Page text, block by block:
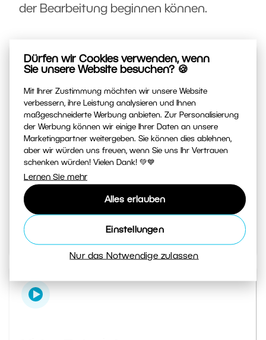
Dürfen wir Cookies verwenden, wenn
Sie unsere Website besuchen? 🍪
Mit Ihrer Zustimmung möchten wir unsere Website
verbessern, ihre Leistung analysieren und Ihnen
maßgeschneiderte Werbung anbieten. Zur Personalisierung
der Werbung können wir einige Ihrer Daten an unsere
Marketingpartner weitergeben. Sie können dies ablehnen,
aber wir würden uns freuen, wenn Sie uns Ihr Vertrauen
schenken würden! Vielen Dank! 💚💙
Lernen Sie mehr
Alles erlauben
Einstellungen
Nur das Notwendige zulassen
der Bearbeitung beginnen können.
Fotografieren lernen von Zoner
Studio
Ihre tägliche Quelle für Inspiration und Tipps. Von
geheimen Tricks beim Fotografieren bis zu
Anleitungen, wie Sie Ihre besten Fotos im Editor
bearbeiten.
Zum Magazin